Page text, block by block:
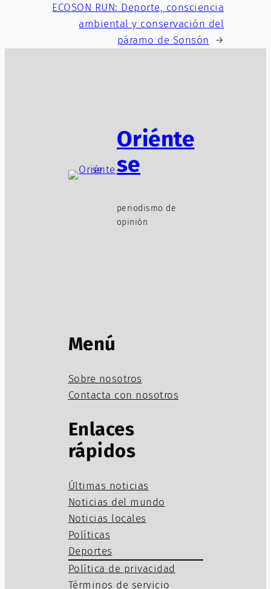
ECOSON RUN: Deporte, consciencia
ambiental y conservación del
páramo de Sonsón
→
Oriénte
se
periodismo de
opinión
Menú
Sobre nosotros
Contacta con nosotros
Enlaces
rápidos
Últimas noticias
Noticias del mundo
Noticias locales
Políticas
Deportes
Política de privacidad
Términos de servicio